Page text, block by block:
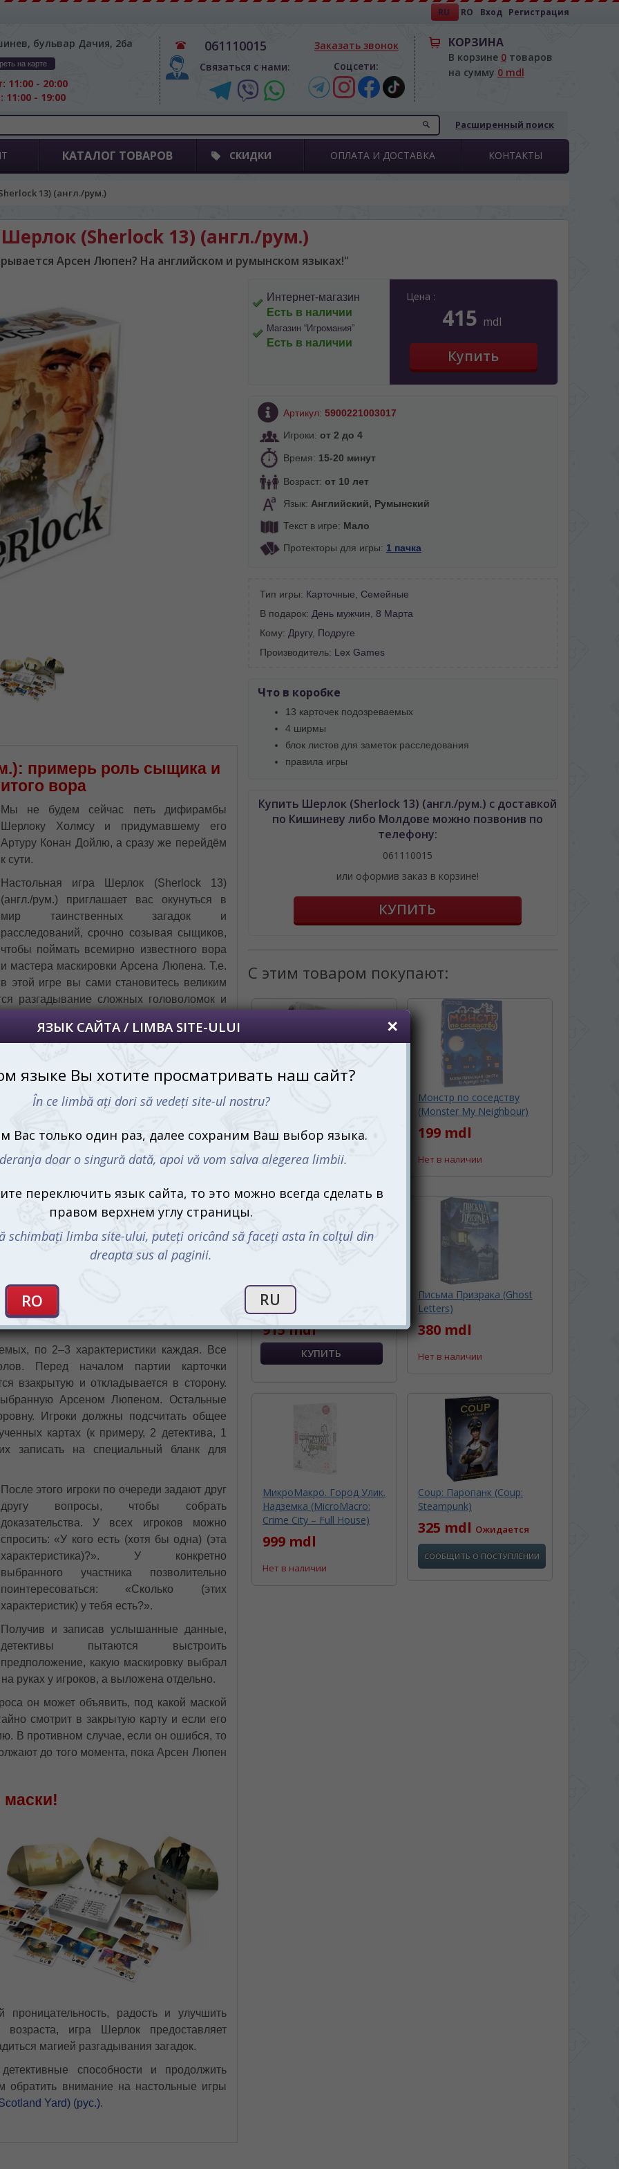
RU RO Вход Регистрация
бульвар Дачия, 26а
на карте
11:00 - 20:00
11:00 - 19:00
061110015
Связаться с нами:
Заказать звонок
Соцсети:
КОРЗИНА
В корзине 0товаров
на сумму 0 mdl
Расширенный поиск
КАТАЛОГ ТОВАРОВ СКИДКИ ОПЛАТА И ДОСТАВКА КОНТАКТЫ
13) (англ./рум.)
Шерлок (Sherlock 13) (англ./рум.)
Арсен Люпен? На английском и румынском языках!"
примерь роль сыщика и
вора
Мы не будем сейчас петь дифирамбы
Шерлоку Холмсу и придумавшему его
Артуру Конан Дойлю, а сразу же перейдём
к сути.
Настольная игра Шерлок (Sherlock 13)
(англ./рум.) приглашает вас окунуться в
мир таинственных загадок и
расследований, срочно созывая сыщиков,
чтобы поймать всемирно известного вора
и мастера маскировки Арсена Люпена. Т.е.
в этой игре вы сами становитесь великим
разгадывание сложных головоломок и
подходит как для взрослых, так и
мышления и интеллектуальных
к деталям!
13 персонажей и среди них выявить
по 2–3 характеристики каждая. Все
Перед началом партии карточки
взакрытую и откладывается в сторону.
Арсеном Люпеном. Остальные
Игроки должны подсчитать общее
картах (к примеру, 2 детектива, 1
на специальный бланк для
После этого игроки по очереди задают друг
другу вопросы, чтобы собрать
доказательства. У всех игроков можно
спросить: «У кого есть (хотя бы одна) (эта
характеристика)?». У конкретно
выбранного участника позволительно
поинтересоваться: «Сколько (этих
характеристик) у тебя есть?».
Получив и записав услышанные данные,
детективы пытаются выстроить
предположение, какую маскировку выбрал
руках у игроков, а выложена отдельно.
он может объявить, под какой маской
смотрит в закрытую карту и если его
В противном случае, если он ошибся, то
до того момента, пока Арсен Люпен
проницательность, радость и улучшить
возраста, игра Шерлок предоставляет
магией разгадывания загадок.
способности и продолжить
обратить внимание на настольные игры
Yard) (рус.).
Цена :
415 mdl
Интернет-магазин
Есть в наличии
Магазин “Игромания”
Есть в наличии
Артикул: 5900221003017
Игроки: от 2 до 4
Время: 15-20 минут
Возраст: от 10 лет
Язык: Английский, Румынский
Текст в игре: Мало
Протекторы для игры: 1 пачка
Тип игры: Карточные
Семейные
В подарок: День мужчин 8 Марта
Кому: Другу, Подруге
Производитель: Lex Games
Что в коробке
13 карточек подозреваемых
4 ширмы
блок листов для заметок расследования
правила игры
Купить Шерлок (Sherlock 13) (англ./рум.) с доставкой
по Кишиневу либо Молдове можно позвонив по
телефону:
061110015
или оформив заказ в корзине!
С этим товаром покупают:
Детектив Клуб (Detective
799 mdl
Монстр по соседству
(Monster My Neighbour)
199 mdl
Нет в наличии
Скотланд Ярд (Scotland
Yard) (рус.)
915 mdl
Письма Призрака (Ghost
Letters)
380 mdl
Нет в наличии
МикроМакро. Город Улик.
Надземка (MicroMacro:
Crime City – Full House)
999 mdl
Нет в наличии
Coup: Паропанк (Coup:
Steampunk)
325 mdl Ожидается
СООБЩИТЬ О ПОСТУПЛЕНИИ
SITE-ULUI
vă vom salva alegerea limbii.
то это можно всегда сделать в
страницы.
oricând să faceți asta în colțul din
paginii.